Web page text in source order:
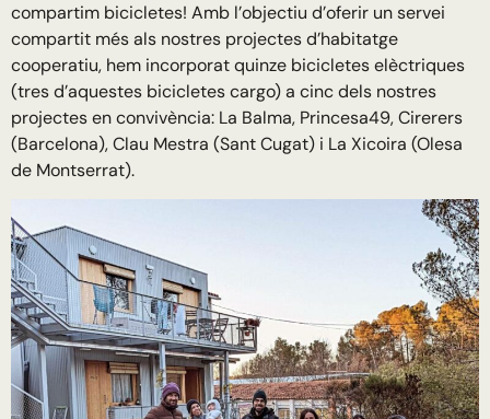
compartim bicicletes! Amb l’objectiu d’oferir un servei
compartit més als nostres projectes d’habitatge
cooperatiu, hem incorporat quinze bicicletes elèctriques
(tres d’aquestes bicicletes cargo) a cinc dels nostres
projectes en convivència: La Balma, Princesa49, Cirerers
(Barcelona), Clau Mestra (Sant Cugat) i La Xicoira (Olesa
de Montserrat).